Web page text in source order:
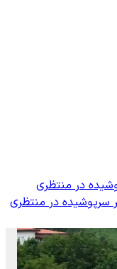
در منتظری
سرپوشیده در منتظری